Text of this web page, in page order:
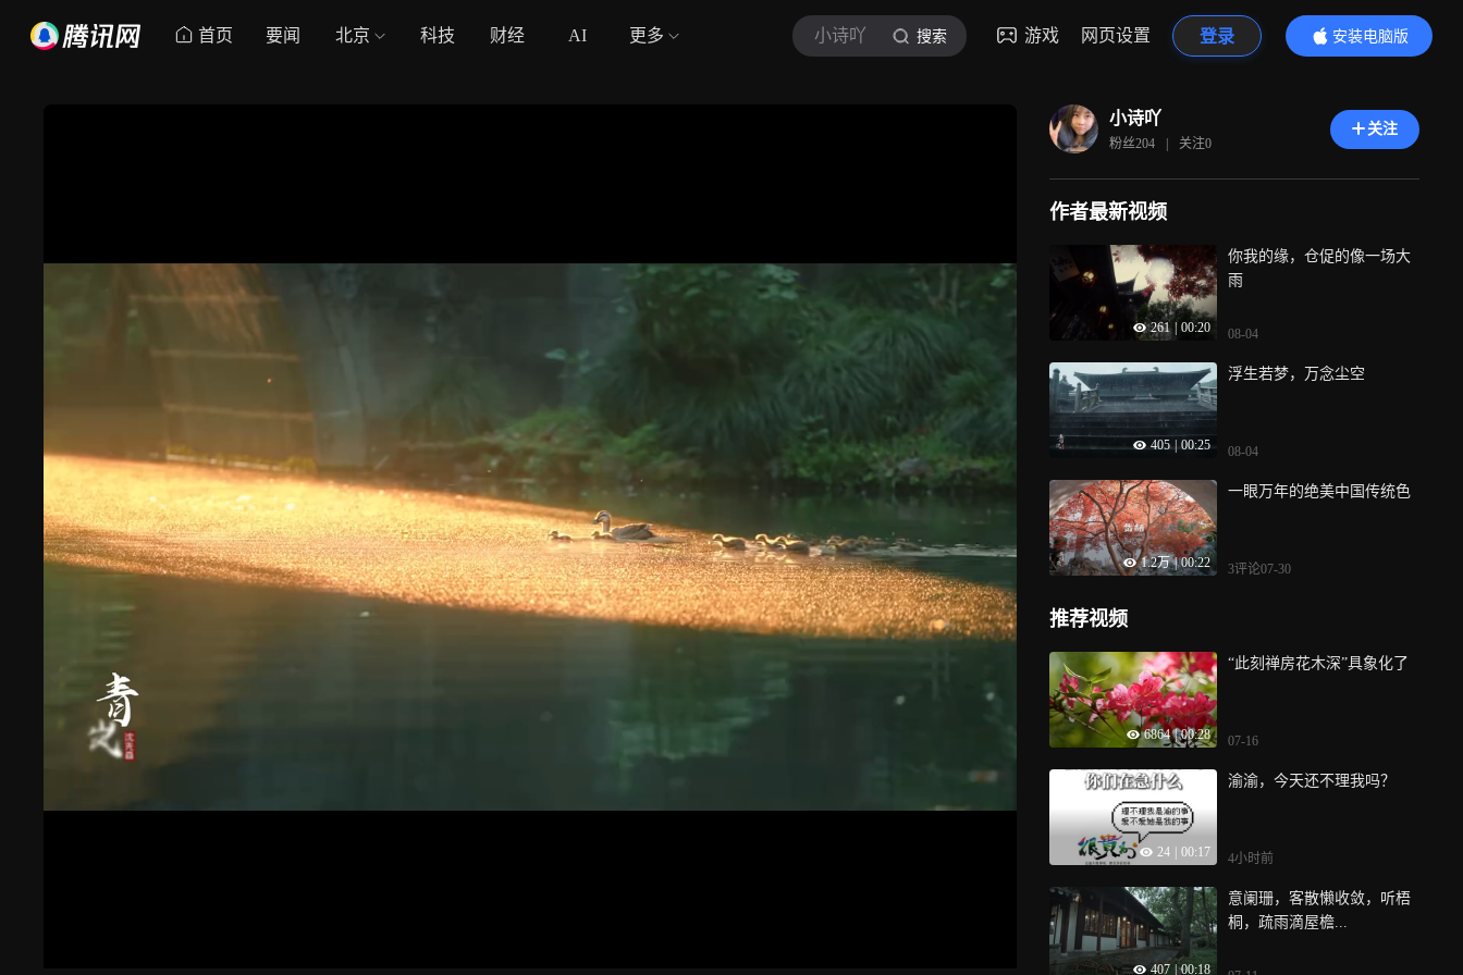
首页 要闻 北京 科技 财经 AI 更多 小诗吖 搜索 游戏 网页设置 登录
安装电脑版
内容更精彩
小诗吖
粉丝204 | 关注0
关注
作者最新视频
261 | 00:20
你我的缘，仓促的像一场大
雨
08-04
405 00:25
浮生若梦，万念尘空
08-04
1.2万 | 00:22
一眼万年的绝美中国传统色
3评论07-30
推荐视频
6864 | 00:28
“此刻禅房花木深”具象化了
07-16
24 00:17
渝渝，今天还不理我吗？
4小时前
407 | 00:18
意阑珊，客散懒收敛，听梧
桐，疏雨滴屋檐...